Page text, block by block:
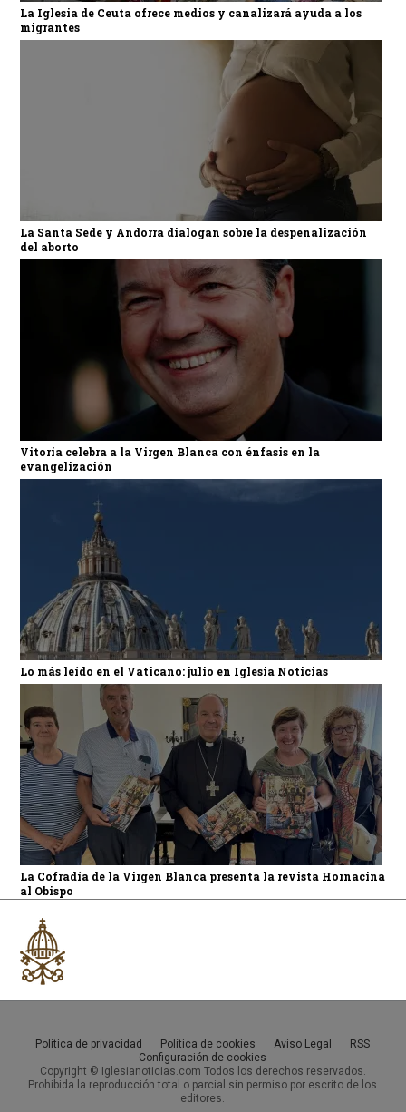
La Iglesia de Ceuta ofrece medios y canalizará ayuda a los
migrantes
La Santa Sede y Andorra dialogan sobre la despenalización
del aborto
Vitoria celebra a la Virgen Blanca con énfasis en la
evangelización
Lo más leído en el Vaticano: julio en Iglesia Noticias
La Cofradía de la Virgen Blanca presenta la revista Hornacina
al Obispo
Política de privacidad Política de cookies Aviso Legal
RSS
Configuración de cookies
Copyright © Iglesianoticias.com Todos los derechos reservados.
Prohibida la reproducción total o parcial sin permiso por escrito de los
editores.